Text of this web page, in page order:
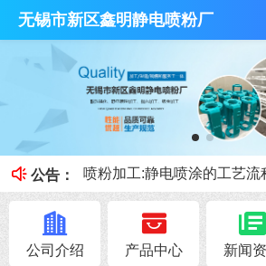
无锡市新区鑫明静电喷粉厂
公告：
抛丸技术和酸洗磷化那个好
喷砂、抛丸的区别
钣金加工展开注意事项！
公司介绍 产品中心 新闻